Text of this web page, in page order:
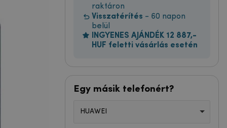
raktáron
Visszatérítés - 60 napon
belül
INGYENES AJÁNDÉK 12 887,-
HUF feletti vásárlás esetén
Egy másik telefonért?
HUAWEI